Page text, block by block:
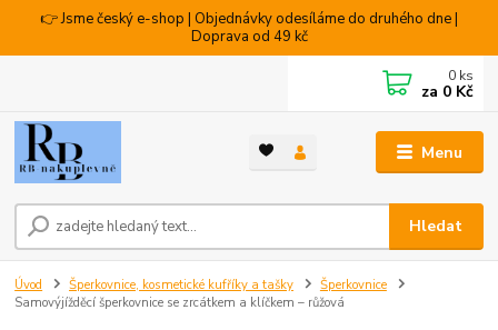
👉 Jsme český e-shop | Objednávky odesíláme do druhého dne |
Doprava od 49 kč
Menu
Hledat
0 ks
za 0 Kč
Úvod Šperkovnice, kosmetické kufříky a tašky
Šperkovnice
Samovýjížděcí šperkovnice se zrcátkem a klíčkem – růžová